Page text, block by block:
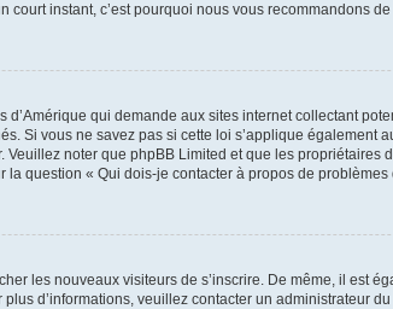
court instant, c’est pourquoi nous vous recommandons
qui demande aux sites internet collectant
Si vous ne savez pas si cette loi s’applique également
noter que phpBB Limited et que les propriétaires
question « Qui dois-je contacter à propos de problèmes
les nouveaux visiteurs de s’inscrire. De même, il est
d’informations, veuillez contacter un administrateur